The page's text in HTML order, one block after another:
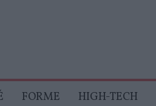
FORME HIGH-TECH